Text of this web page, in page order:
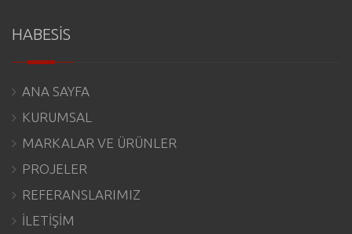
HABESİS
ANA SAYFA
KURUMSAL
MARKALAR VE ÜRÜNLER
PROJELER
REFERANSLARIMIZ
İLETİŞİM